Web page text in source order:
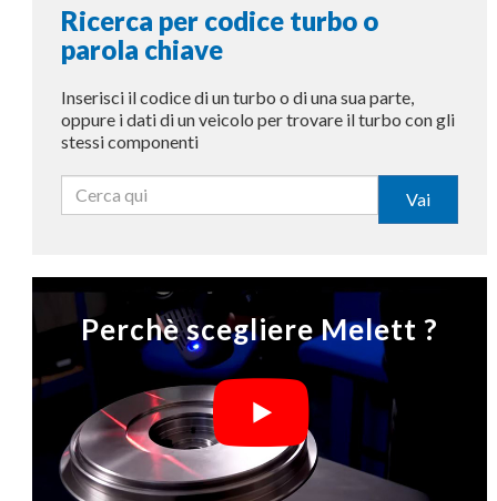
Ricerca per codice turbo o
parola chiave
Inserisci il codice di un turbo o di una sua parte,
oppure i dati di un veicolo per trovare il turbo con gli
stessi componenti
Vai
Perchè scegliere Melett ?